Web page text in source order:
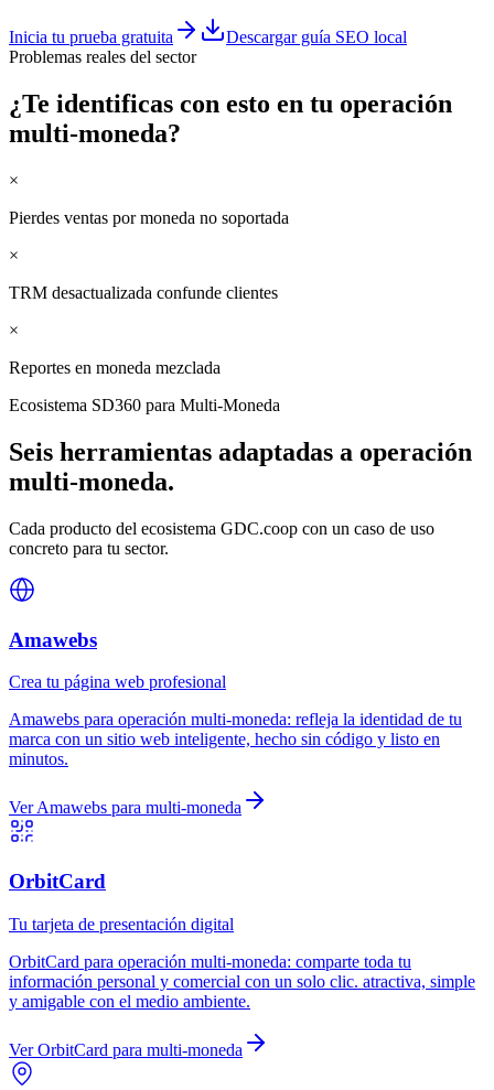
Inicia tu prueba gratuita
Descargar guía SEO local
Problemas reales del sector
¿Te identificas con esto en tu operación
multi-moneda?
×
Pierdes ventas por moneda no soportada
×
TRM desactualizada confunde clientes
×
Reportes en moneda mezclada
Ecosistema SD360 para Multi-Moneda
Seis herramientas adaptadas a operación
multi-moneda.
Cada producto del ecosistema GDC.coop con un caso de uso
concreto para tu sector.
Amawebs
Crea tu página web profesional
Amawebs para operación multi-moneda: refleja la identidad de tu
marca con un sitio web inteligente, hecho sin código y listo en
minutos.
VerAmawebs para multi-moneda
OrbitCard
Tu tarjeta de presentación digital
OrbitCard para operación multi-moneda: comparte toda tu
información personal y comercial con un solo clic. atractiva, simple
y amigable con el medio ambiente.
VerOrbitCard para multi-moneda